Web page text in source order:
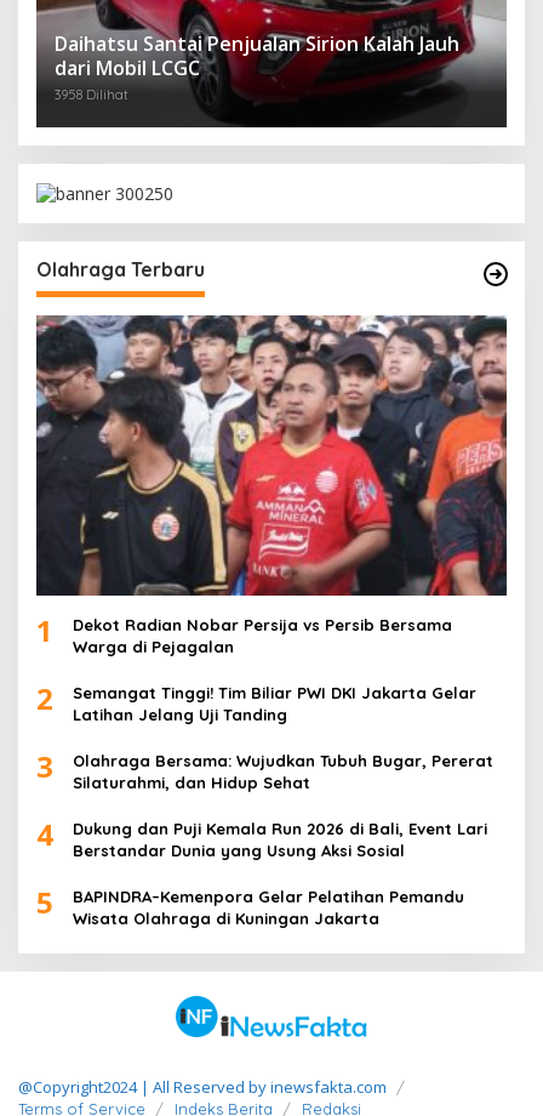
Daihatsu Santai Penjualan Sirion Kalah Jauh
dari Mobil LCGC
3958 Dilihat
Olahraga Terbaru
1
Dekot Radian Nobar Persija vs Persib Bersama
Warga di Pejagalan
2
Semangat Tinggi! Tim Biliar PWI DKI Jakarta Gelar
Latihan Jelang Uji Tanding
3
Olahraga Bersama: Wujudkan Tubuh Bugar, Pererat
Silaturahmi, dan Hidup Sehat
4
Dukung dan Puji Kemala Run 2026 di Bali, Event Lari
Berstandar Dunia yang Usung Aksi Sosial
5
BAPINDRA–Kemenpora Gelar Pelatihan Pemandu
Wisata Olahraga di Kuningan Jakarta
@Copyright2024 | All Reserved by inewsfakta.com
Terms of Service Indeks Berita Redaksi